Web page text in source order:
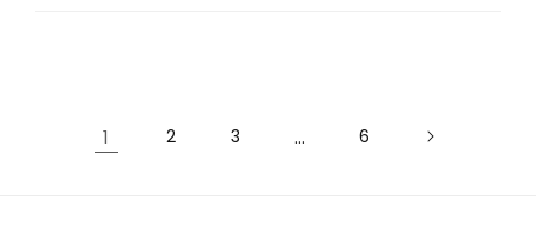
1 2 3 … 6